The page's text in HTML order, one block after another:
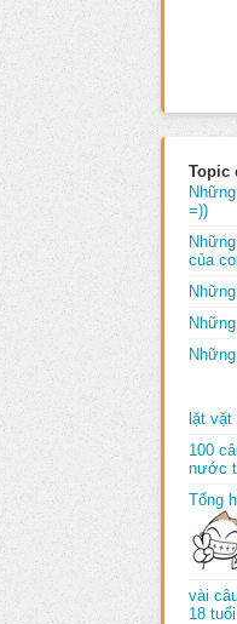
Topic
=))
của
lặt vặt
100
nước
Tổng
vài
18 tuổi